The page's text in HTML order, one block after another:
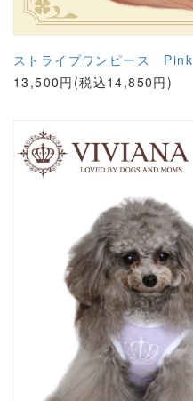
ストライプワンピース Pink
13,500円(税込14,850円)